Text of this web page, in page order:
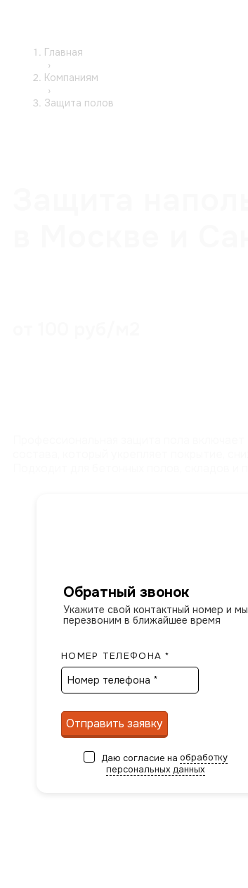
Главная
›
Компаниям
›
Защита полов
Обратный звонок
Укажите свой контактный номер и мы
перезвоним в ближайшее время
НОМЕР ТЕЛЕФОНА *
Отправить заявку
Даю согласие наобработку
персональных данных